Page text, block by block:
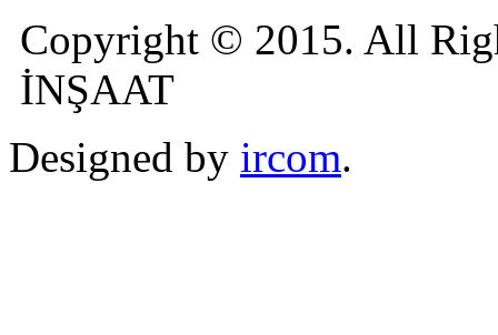
Copyright © 2015. All
İNŞAAT
Designed by ircom.